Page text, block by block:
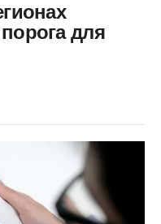
для